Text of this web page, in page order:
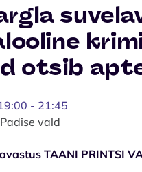
otsib
- 21:45
vald
TAANI PRINTSI